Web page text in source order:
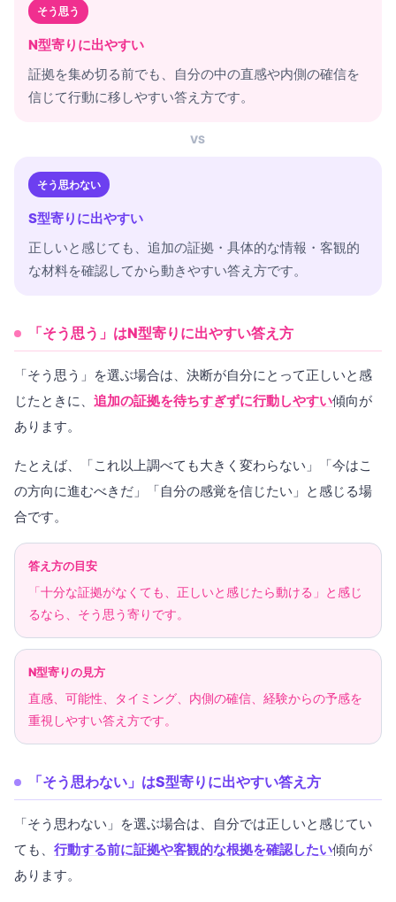
そう思う
N型寄りに出やすい
証拠を集め切る前でも、自分の中の直感や内側の確信を
信じて行動に移しやすい答え方です。
VS
そう思わない
S型寄りに出やすい
正しいと感じても、追加の証拠・具体的な情報・客観的
な材料を確認してから動きやすい答え方です。
「そう思う」はN型寄りに出やすい答え方
「そう思う」を選ぶ場合は、決断が自分にとって正しいと感
じたときに、 追加の証拠を待ちすぎずに行動しやすい傾向が
あります。
たとえば、「これ以上調べても大きく変わらない」「今はこ
の方向に進むべきだ」「自分の感覚を信じたい」と感じる場
合です。
答え方の目安
「十分な証拠がなくても、正しいと感じたら動ける」と感じ
るなら、そう思う寄りです。
N型寄りの見方
直感、可能性、タイミング、内側の確信、経験からの予感を
重視しやすい答え方です。
「そう思わない」はS型寄りに出やすい答え方
「そう思わない」を選ぶ場合は、自分では正しいと感じてい
ても、 行動する前に証拠や客観的な根拠を確認したい傾向が
あります。